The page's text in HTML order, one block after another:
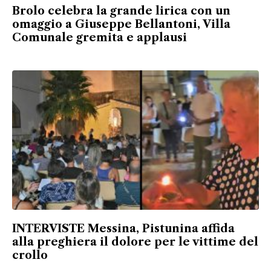
Brolo celebra la grande lirica con un
omaggio a Giuseppe Bellantoni, Villa
Comunale gremita e applausi
INTERVISTE Messina, Pistunina affida
alla preghiera il dolore per le vittime del
crollo